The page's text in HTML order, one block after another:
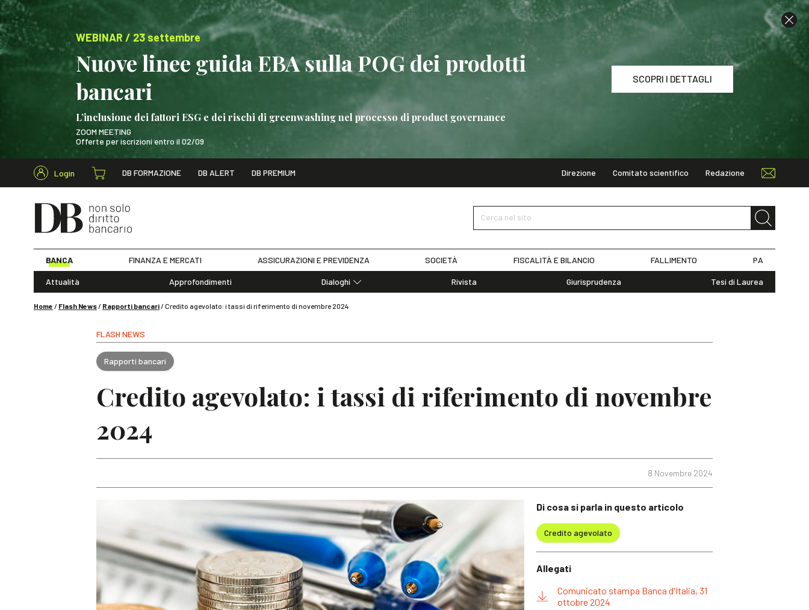
WEBINAR / 23 settembre
Nuove linee guida EBA sulla POG dei prodotti
bancari
L’inclusione dei fattori ESG e dei rischi di greenwashing nel processo di product governance
ZOOM MEETING
Offerte per iscrizioni entro il 02/09
SCOPRI I DETTAGLI
WEBINAR / 23 settembre Nuove linee guida EBA sulla POG dei prodotti bancari SCOPRI I DETTAGLI
Login DB FORMAZIONE DB ALERT DB PREMIUM Direzione Comitato scientifico Redazione
Cerca nel sito
Cerca nel sito
BANCA FINANZA E MERCATI ASSICURAZIONI E PREVIDENZA SOCIETÀ FISCALITÀ E BILANCIO FALLIMENTO PA
Attualità Approfondimenti
Dialoghi
Rivista Giurisprudenza Tesi di Laurea
Home / Flash News/ Rapporti bancari/Credito agevolato: i tassi di riferimento di novembre 2024
FLASH NEWS
Rapporti bancari
Credito agevolato: i tassi di riferimento di novembre
2024
8 Novembre 2024
Di cosa si parla in questo articolo
Credito agevolato
Allegati
Comunicato stampa Banca d'Italia, 31
ottobre 2024